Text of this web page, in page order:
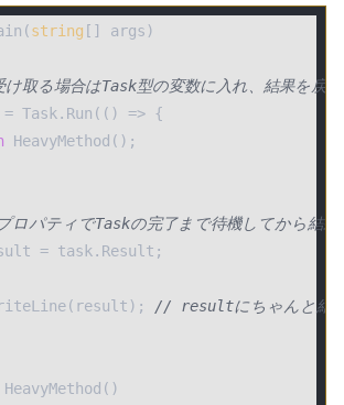
string [] args)
取る場合はTask型の変数に入れ、結果を戻
Task.Run(
() => {
HeavyMethod();
パティでTaskの完了まで待機してから結果
= task.Result;
// resultにちゃんと結果
HeavyMethod()